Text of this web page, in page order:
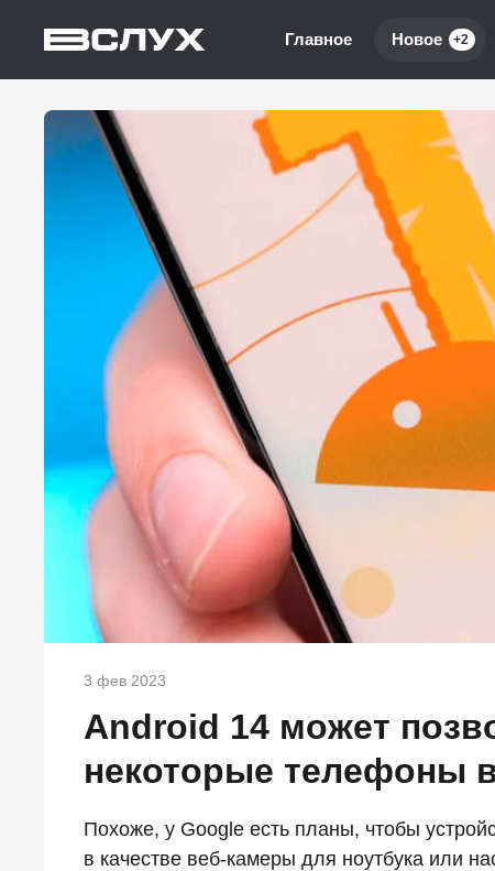
Главное Новое +2
3 фев 2023
Android 14 может
некоторые телефоны
Похоже, у Google есть планы, чтобы
в качестве веб-камеры для ноутбука или